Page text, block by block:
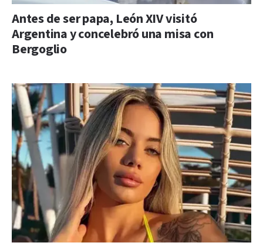
Antes de ser papa, León XIV visitó
Argentina y concelebró una misa con
Bergoglio